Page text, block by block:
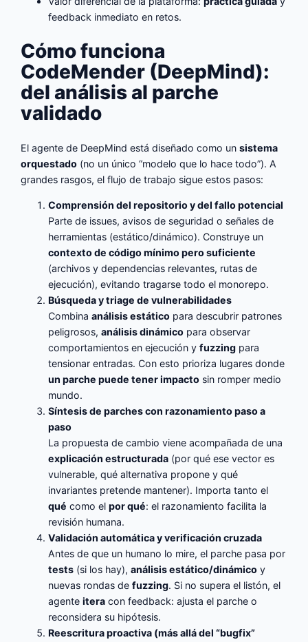
feedback inmediato en retos.
Cómo funciona
CodeMender (DeepMind):
del análisis al parche
validado
El agente de DeepMind está diseñado como unsistema
orquestado (no un único “modelo que lo hace todo”). A
grandes rasgos, el flujo de trabajo sigue estos pasos:
Comprensión del repositorio y del fallo potencial
Parte de issues, avisos de seguridad o señales de
herramientas (estático/dinámico). Construye un
contexto de código mínimo pero suficiente
(archivos y dependencias relevantes, rutas de
ejecución), evitando tragarse todo el monorepo.
Búsqueda y triage de vulnerabilidades
Combinaanálisis estático para descubrir patrones
peligrosos,análisis dinámico para observar
comportamientos en ejecución yfuzzing para
tensionar entradas. Con esto prioriza lugares donde
un parche puede tener impacto sin romper medio
mundo.
Síntesis de parches con razonamiento paso a
paso
La propuesta de cambio viene acompañada de una
explicación estructurada (por qué ese vector es
vulnerable, qué alternativa propone y qué
invariantes pretende mantener). Importa tanto el
qué como elpor qué: el razonamiento facilita la
revisión humana.
Validación automática y verificación cruzada
Antes de que un humano lo mire, el parche pasa por
tests (si los hay),análisis estático/dinámico y
nuevas rondas defuzzing. Si no supera el listón, el
agenteitera con feedback: ajusta el parche o
reconsidera su hipótesis.
Reescritura proactiva (más allá del “bugfix”